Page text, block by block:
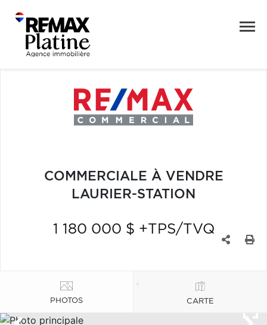
COMMERCIALE À VENDRE
LAURIER-STATION
1 180 000 $ +TPS/TVQ
PHOTOS CARTE